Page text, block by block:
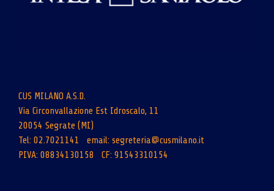
CUS MILANO A.S.D.
Via Circonvallazione Est Idroscalo, 11
20054 Segrate (MI)
Tel: 02.7021141 email: segreteria@cusmilano.it
PIVA: 08834130158 CF: 91543310154